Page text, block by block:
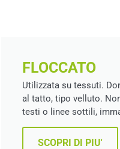
FLOCCATO
Utilizzata su tessuti.
al tatto, tipo velluto.
testi o linee sottili,
SCOPRI DI PIU'